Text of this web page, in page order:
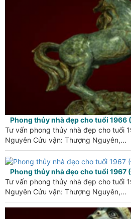
Phong thủy nhà đẹp cho tuổi 1966
Tư vấn phong thủy nhà đẹp cho tuổi
Nguyên Cửu vận: Thượng Nguyên,...
Phong thủy nhà đẹo cho tuổi 1967
Tư vấn phong thủy nhà đẹp cho tuổi
Nguyên Cửu vận: Thượng Nguyên,...